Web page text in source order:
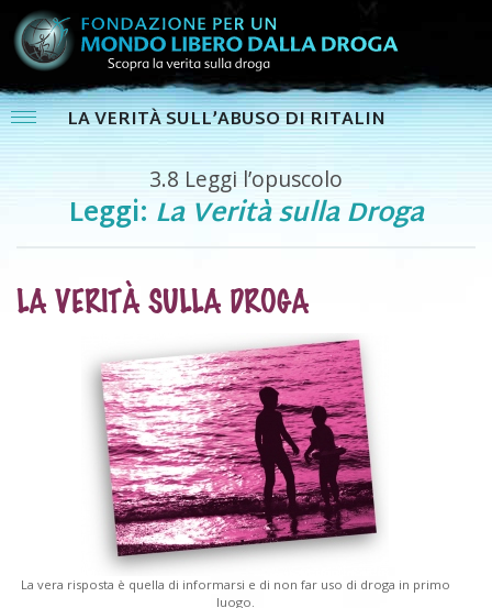
LA VERITÀ SULL’ABUSO DI RITALIN
3.8 Leggi l’opuscolo
Leggi: La Verità sulla Droga
LA VERITÀ SULLA DROGA
La vera risposta è quella di informarsi e di non far uso di droga in primo
luogo.